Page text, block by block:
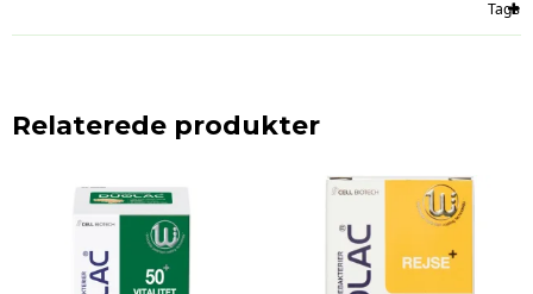
Tags
Relaterede produkter